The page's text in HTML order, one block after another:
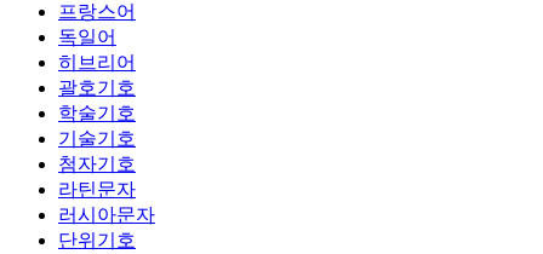
프랑스어
독일어
히브리어
괄호기호
학술기호
기술기호
첨자기호
라틴문자
러시아문자
단위기호